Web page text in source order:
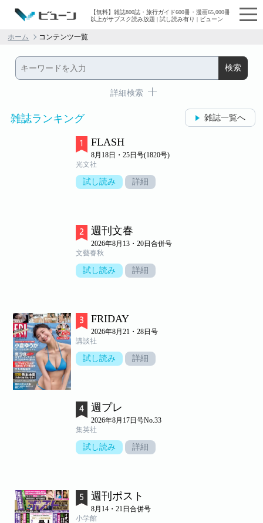
【無料】雑誌800誌・旅行ガイド600冊・漫画65,000冊
以上がサブスク読み放題 | 試し読み有り | ビューン
ホーム コンテンツ一覧
詳細検索
雑誌ランキング 雑誌一覧へ
FLASH
8月18日・25日号(1820号)
光文社
試し読み 詳細
週刊文春
2026年8月13・20日合併号
文藝春秋
試し読み 詳細
FRIDAY
2026年8月21・28日号
講談社
試し読み 詳細
週プレ
2026年8月17日号No.33
集英社
試し読み 詳細
週刊ポスト
8月14・21日合併号
小学館